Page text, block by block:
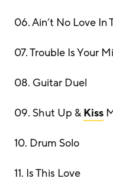
06. Ain’t No Love
07. Trouble Is Your
08. Guitar Duel
09. Shut Up & Kiss
10. Drum Solo
11. Is This Love